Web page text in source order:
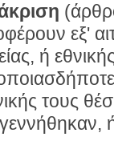
εξ'
ή
τους